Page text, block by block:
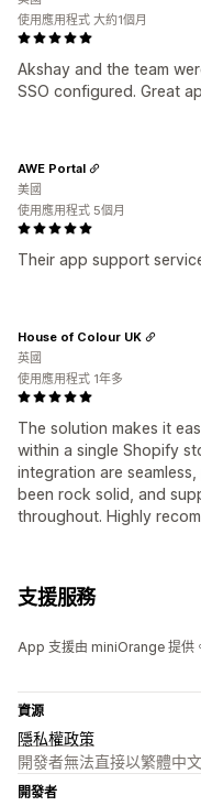
Akshay and the team
SSO configured. Great
使用應用程式 大約1個月
Their app support
AWE Portal
美國
使用應用程式 5個月
The solution makes it
within a single Shopify
integration are
been rock solid, and
throughout. Highly
House of Colour UK
英國
使用應用程式 1年多
支援服務
App 支援由 miniOrange 提供
資源
隱私權政策
開發者無法直接以繁體中
開發者